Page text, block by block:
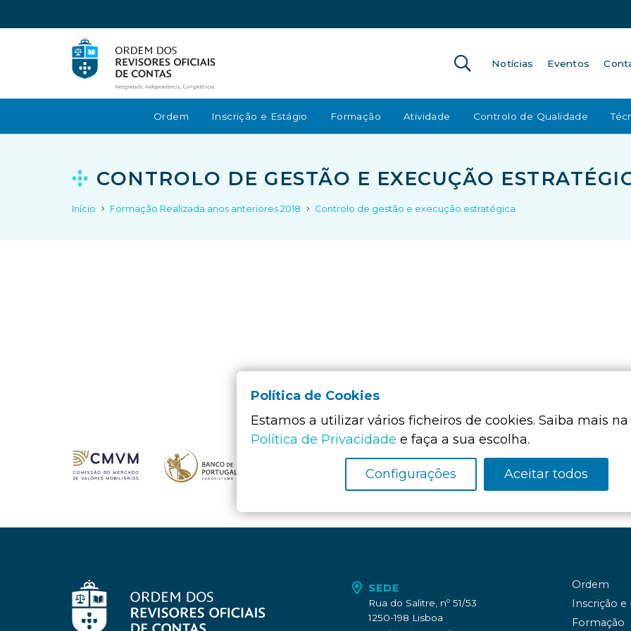
Notícias Eventos
Ordem Inscrição e Estágio Formação Atividade Controlo de Qualidade
CONTROLO DE GESTÃO E EXECUÇÃO
Início Formação Realizada anos anteriores 2018 Controlo de gestão e execução estratégica
Membro
SEDE
Rua do Salitre, nº 51/53
1250-198 Lisboa
Ordem
Inscrição e
Formação
Política de Cookies
Estamos a utilizar vários ficheiros de cookies. Saiba mais na
Política de Privacidade e faça a sua escolha.
Configurações Aceitar todos